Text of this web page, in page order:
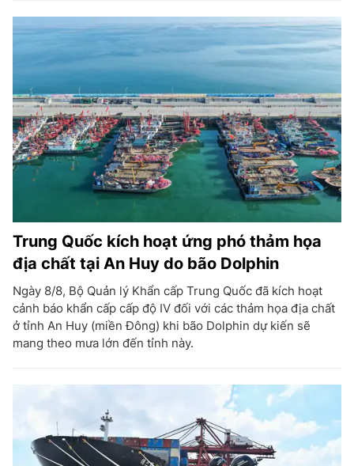
Trung Quốc kích hoạt ứng phó thảm họa
địa chất tại An Huy do bão Dolphin
Ngày 8/8, Bộ Quản lý Khẩn cấp Trung Quốc đã kích hoạt
cảnh báo khẩn cấp cấp độ IV đối với các thảm họa địa chất
ở tỉnh An Huy (miền Đông) khi bão Dolphin dự kiến sẽ
mang theo mưa lớn đến tỉnh này.